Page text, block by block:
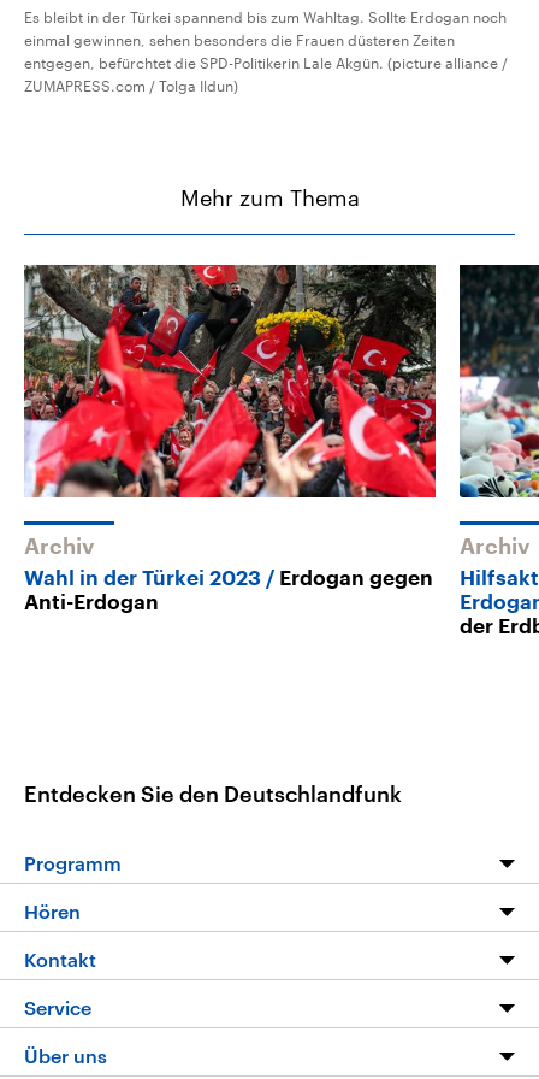
Es bleibt in der Türkei spannend bis zum Wahltag. Sollte Erdogan noch
einmal gewinnen, sehen besonders die Frauen düsteren Zeiten
entgegen, befürchtet die SPD-Politikerin Lale Akgün. (picture alliance /
ZUMAPRESS.com / Tolga Ildun)
Mehr zum Thema
Archiv
Wahl in der Türkei 2023
Erdogan gegen
Anti-Erdogan
Archiv
der
Entdecken Sie den Deutschlandfunk
Programm
Programm
Die Nachrichten
Nachrichtenleicht
Neue Beiträge auf dlf.de
Hören
Livestream
Podcasts
Deutschlandfunk App
Kontakt
Hörerservice
Service
FAQ
Über uns